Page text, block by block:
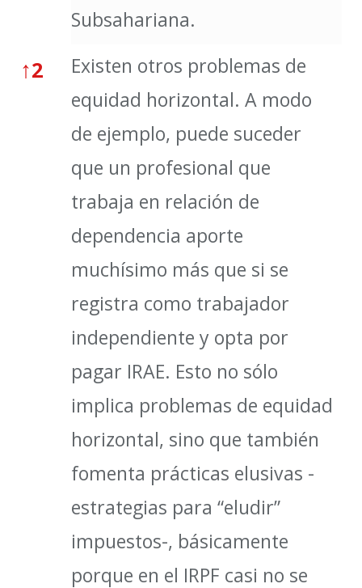
Subsahariana.
↑2
Existen otros problemas de
equidad horizontal. A modo
de ejemplo, puede suceder
que un profesional que
trabaja en relación de
dependencia aporte
muchísimo más que si se
registra como trabajador
independiente y opta por
pagar IRAE. Esto no sólo
implica problemas de equidad
horizontal, sino que también
fomenta prácticas elusivas -
estrategias para “eludir”
impuestos-, básicamente
porque en el IRPF casi no se